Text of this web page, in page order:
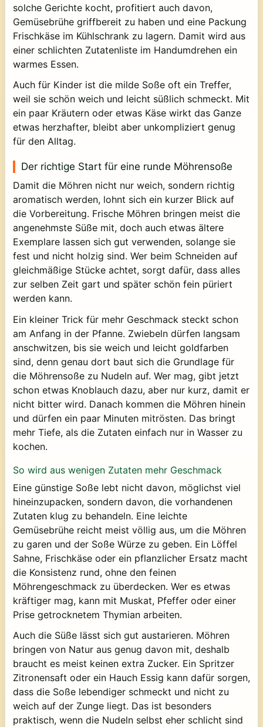
solche Gerichte kocht, profitiert auch davon,
Gemüsebrühe griffbereit zu haben und eine Packung
Frischkäse im Kühlschrank zu lagern. Damit wird aus
einer schlichten Zutatenliste im Handumdrehen ein
warmes Essen.
Auch für Kinder ist die milde Soße oft ein Treffer,
weil sie schön weich und leicht süßlich schmeckt. Mit
ein paar Kräutern oder etwas Käse wirkt das Ganze
etwas herzhafter, bleibt aber unkompliziert genug
für den Alltag.
Der richtige Start für eine runde Möhrensoße
Damit die Möhren nicht nur weich, sondern richtig
aromatisch werden, lohnt sich ein kurzer Blick auf
die Vorbereitung. Frische Möhren bringen meist die
angenehmste Süße mit, doch auch etwas ältere
Exemplare lassen sich gut verwenden, solange sie
fest und nicht holzig sind. Wer beim Schneiden auf
gleichmäßige Stücke achtet, sorgt dafür, dass alles
zur selben Zeit gart und später schön fein püriert
werden kann.
Ein kleiner Trick für mehr Geschmack steckt schon
am Anfang in der Pfanne. Zwiebeln dürfen langsam
anschwitzen, bis sie weich und leicht goldfarben
sind, denn genau dort baut sich die Grundlage für
die Möhrensoße zu Nudeln auf. Wer mag, gibt jetzt
schon etwas Knoblauch dazu, aber nur kurz, damit er
nicht bitter wird. Danach kommen die Möhren hinein
und dürfen ein paar Minuten mitrösten. Das bringt
mehr Tiefe, als die Zutaten einfach nur in Wasser zu
kochen.
So wird aus wenigen Zutaten mehr Geschmack
Eine günstige Soße lebt nicht davon, möglichst viel
hineinzupacken, sondern davon, die vorhandenen
Zutaten klug zu behandeln. Eine leichte
Gemüsebrühe reicht meist völlig aus, um die Möhren
zu garen und der Soße Würze zu geben. Ein Löffel
Sahne, Frischkäse oder ein pflanzlicher Ersatz macht
die Konsistenz rund, ohne den feinen
Möhrengeschmack zu überdecken. Wer es etwas
kräftiger mag, kann mit Muskat, Pfeffer oder einer
Prise getrocknetem Thymian arbeiten.
Auch die Süße lässt sich gut austarieren. Möhren
bringen von Natur aus genug davon mit, deshalb
braucht es meist keinen extra Zucker. Ein Spritzer
Zitronensaft oder ein Hauch Essig kann dafür sorgen,
dass die Soße lebendiger schmeckt und nicht zu
weich auf der Zunge liegt. Das ist besonders
praktisch, wenn die Nudeln selbst eher schlicht sind